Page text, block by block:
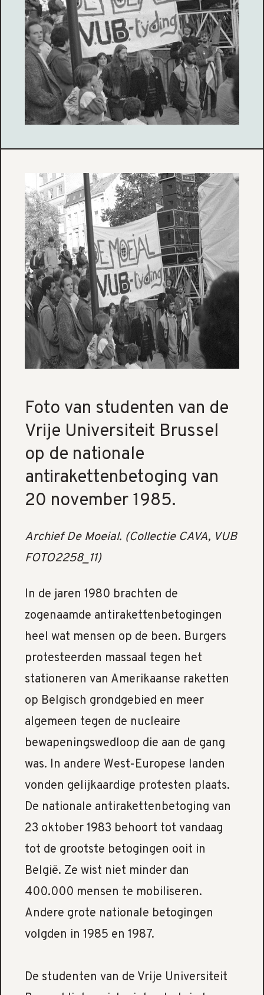
Foto van studenten van de
Vrije Universiteit Brussel
op de nationale
antirakettenbetoging van
20 november 1985.
Archief De Moeial. (Collectie CAVA, VUB
FOTO2258_11)
In de jaren 1980 brachten de
zogenaamde antirakettenbetogingen
heel wat mensen op de been. Burgers
protesteerden massaal tegen het
stationeren van Amerikaanse raketten
op Belgisch grondgebied en meer
algemeen tegen de nucleaire
bewapeningswedloop die aan de gang
was. In andere West-Europese landen
vonden gelijkaardige protesten plaats.
De nationale antirakettenbetoging van
23 oktober 1983 behoort tot vandaag
tot de grootste betogingen ooit in
België. Ze wist niet minder dan
400.000 mensen te mobiliseren.
Andere grote nationale betogingen
volgden in 1985 en 1987.
De studenten van de Vrije Universiteit